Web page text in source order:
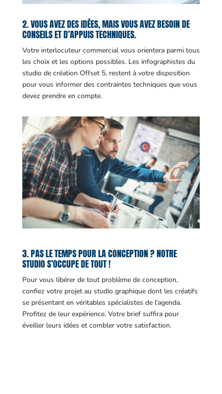
2. VOUS AVEZ DES IDÉES, MAIS VOUS AVEZ BESOIN DE
CONSEILS ET D’APPUIS TECHNIQUES.
Votre interlocuteur commercial vous orientera parmi tous
les choix et les options possibles. Les infographistes du
studio de création Offset 5, restent à votre disposition
pour vous informer des contraintes techniques que vous
devez prendre en compte.
3. PAS LE TEMPS POUR LA CONCEPTION ? NOTRE
STUDIO S’OCCUPE DE TOUT !
Pour vous libérer de tout problème de conception,
confiez votre projet au studio graphique dont les créatifs
se présentant en véritables spécialistes de l’agenda.
Profitez de leur expérience. Votre brief suffira pour
éveiller leurs idées et combler votre satisfaction.